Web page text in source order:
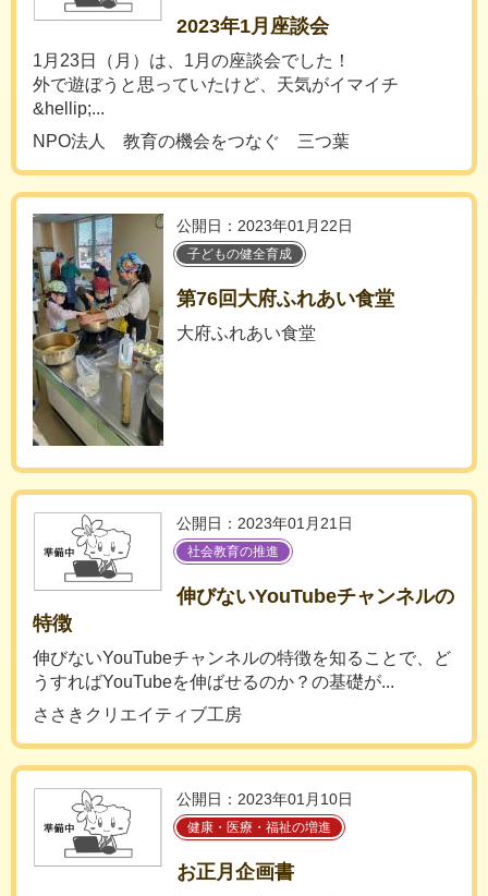
2023年1月座談会
1月23日（月）は、1月の座談会でした！
外で遊ぼうと思っていたけど、天気がイマイチ
&hellip;...
NPO法人 教育の機会をつなぐ 三つ葉
公開日：2023年01月22日
子どもの健全育成
第76回大府ふれあい食堂
大府ふれあい食堂
公開日：2023年01月21日
社会教育の推進
伸びないYouTubeチャンネルの
特徴
伸びないYouTubeチャンネルの特徴を知ることで、ど
うすればYouTubeを伸ばせるのか？の基礎が...
ささきクリエイティブ工房
公開日：2023年01月10日
健康・医療・福祉の増進
お正月企画書